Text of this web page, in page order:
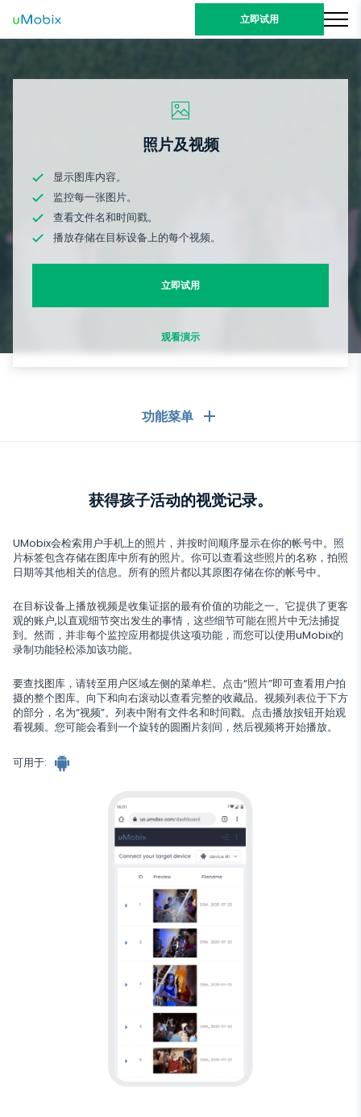
立即试用
照片及视频
显示图库内容。
监控每一张图片。
查看文件名和时间戳。
播放存储在目标设备上的每个视频。
立即试用
观看演示
功能菜单
短信
GPS定位
鍵盤記錄器
設備信息
聊天应用
WhatsApp
Facebook Messenger
Zoom
Viber
Telegram
社交媒体
Facebook
Instagram
Snapchat
Tik tok
Tinder
媒体
照片和视频跟踪器
互联网
瀏覽器歷史
關
获得孩子活动的视觉记录。
UMobix会检索用户手机上的照片，并按时间顺序显示在你的帐号中。照
片标签包含存储在图库中所有的照片。你可以查看这些照片的名称，拍照
日期等其他相关的信息。所有的照片都以其原图存储在你的帐号中。
在目标设备上播放视频是收集证据的最有价值的功能之一。它提供了更客
观的账户,以直观细节突出发生的事情，这些细节可能在照片中无法捕捉
到。然而，并非每个监控应用都提供这项功能，而您可以使用uMobix的
录制功能轻松添加该功能。
要查找图库，请转至用户区域左侧的菜单栏。点击“照片”即可查看用户拍
摄的整个图库。向下和向右滚动以查看完整的收藏品。视频列表位于下方
的部分，名为“视频”。列表中附有文件名和时间戳。点击播放按钮开始观
看视频。您可能会看到一个旋转的圆圈片刻间，然后视频将开始播放。
可用于: